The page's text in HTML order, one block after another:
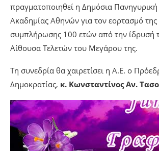
πραγματοποιηθεί η Δημόσια Πανηγυρική
Ακαδημίας Αθηνών για τον εορτασμό της
συμπλήρωσης 100 ετών από την ίδρυσή
Αίθουσα Τελετών του Μεγάρου της.
Τη συνεδρία θα χαιρετίσει η Α.Ε. ο
Δημοκρατίας, κ. Κωνσταντίνος Αν.